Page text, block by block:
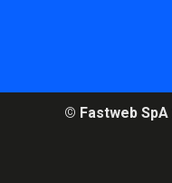
© Fastweb SpA